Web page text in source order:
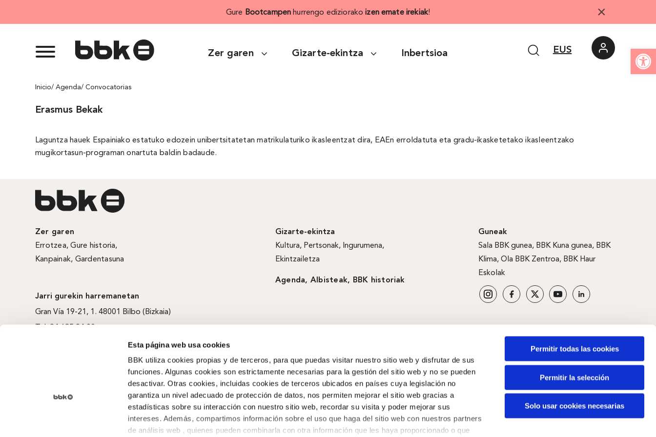
Esta página web usa cookies
BBK utiliza cookies propias y de terceros, para que puedas visitar nuestro sitio web y disfrutar de sus
funciones. Algunas cookies son estrictamente necesarias para la gestión del sitio web y no se pueden
desactivar. Otras cookies, incluidas cookies de terceros ubicados en países cuya legislación no
garantiza un nivel adecuado de protección de datos, nos permiten mejorar el sitio web gracias a
estadísticas sobre su interacción con nuestro sitio web, recordar su visita y poder mejorar sus
intereses. Además, compartimos información sobre el uso que haga del sitio web con nuestros partners
de análisis web , quienes pueden combinarla con otra información que les haya proporcionado o que
Permitir todas las cookies
Permitir la selección
Solo usar cookies necesarias
Gure Bootcampen hurrengo ediziorakoizen emate irekiak! ×
Zer garen Gizarte-ekintza Inbertsioa EUS
Inicio/ Agenda/ Convocatorias
Erasmus Bekak
Laguntza hauek Espainiako estatuko edozein unibertsitatetan matrikulaturiko ikasleentzat dira, EAEn erroldatuta eta gradu-ikasketetako ikasleentzako
mugikortasun-programan onartuta baldin badaude.
Zer garen
Errotzea,Gure historia,
Kanpainak, Gardentasuna
Gizarte-ekintza
Kultura, Pertsonak, Ingurumena,
Ekintzailetza
Guneak
Sala BBK gunea, BBK Kuna gunea, BBK
Klima, Ola BBK Zentroa, BBK Haur
Eskolak
Jarri gurekin harremanetan
Gran Vía 19-21, 1. 48001 Bilbo (Bizkaia)
Agenda, Albisteak, BBK historiak
Pribatutasun politika ·Legezko oharra